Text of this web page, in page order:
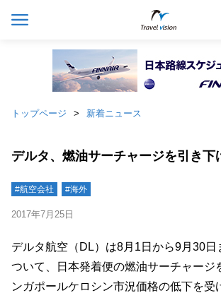
トップページ 新着ニュース
デルタ、燃油サーチャージを引き下
#航空会社 #海外
2017年7月25日
デルタ航空（DL）は8月1日から9月30日
ついて、日本発着便の燃油サーチャージ
ンガポールケロシン市況価格の低下を受